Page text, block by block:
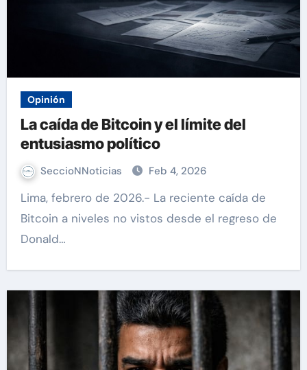
Opinión
La caída de Bitcoin y el límite del
entusiasmo político
SeccioNNoticias Feb 4, 2026
Lima, febrero de 2026.- La reciente caída de
Bitcoin a niveles no vistos desde el regreso de
Donald…